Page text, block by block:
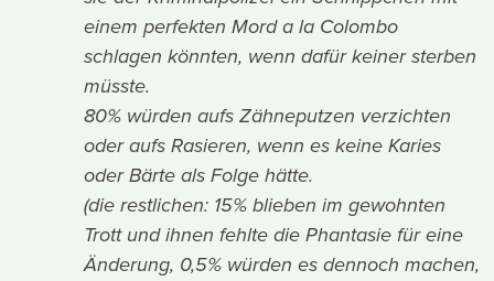
einem perfekten Mord a la Colombo
schlagen könnten, wenn dafür keiner sterben
müsste.
80% würden aufs Zähneputzen verzichten
oder aufs Rasieren, wenn es keine Karies
oder Bärte als Folge hätte.
(die restlichen: 15% blieben im gewohnten
Trott und ihnen fehlte die Phantasie für eine
Änderung, 0,5% würden es dennoch machen,